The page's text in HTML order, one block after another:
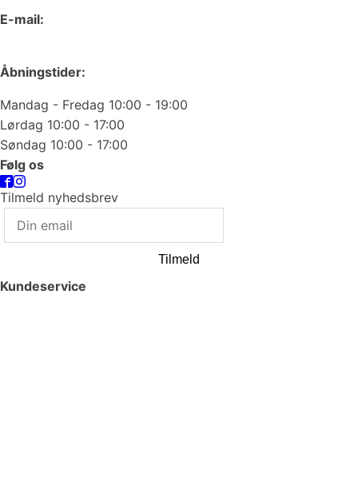
E-mail:
Åbningstider:
Mandag - Fredag 10:00 - 19:00
Lørdag 10:00 - 17:00
Søndag 10:00 - 17:00
Følg os
Tilmeld nyhedsbrev
Tilmeld
Kundeservice